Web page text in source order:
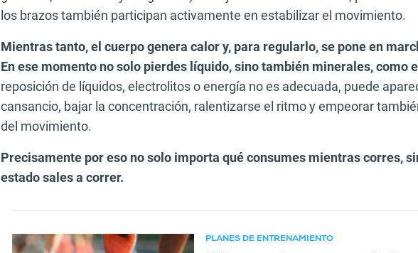
los brazos también participan activamente en estabilizar el movimiento.
Mientras tanto, el cuerpo genera calor y, para regularlo, se pone en
En ese momento no solo pierdes líquido, sino también minerales, como
reposición de líquidos, electrolitos o energía no es adecuada, puede
cansancio, bajar la concentración, ralentizarse el ritmo y empeorar
del movimiento.
Precisamente por eso no solo importa qué consumes mientras corres,
estado sales a correr.
PLANES DE ENTRENAMIENTO